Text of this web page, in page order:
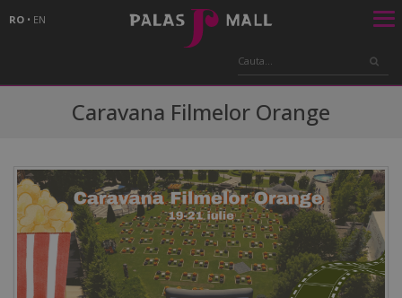
RO • EN
Caravana Filmelor Orange